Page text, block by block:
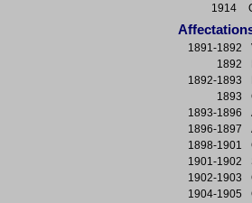
1914
1891-1892
1892
1892-1893
1893
1893-1896
1896-1897
1898-1901
1901-1902
1902-1903
1904-1905